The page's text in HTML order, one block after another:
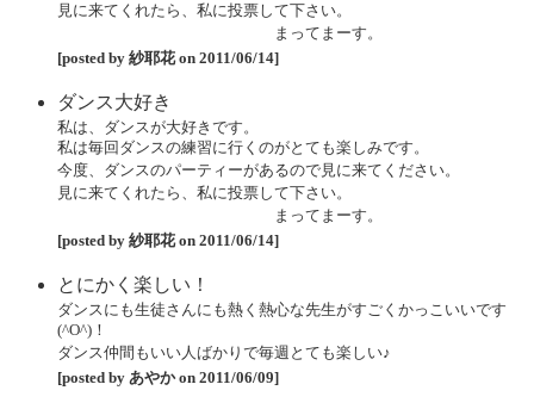
見に来てくれたら、私に投票して下さい。
まってまーす。
[posted by 紗耶花 on 2011/06/14]
ダンス大好き
私は、ダンスが大好きです。
私は毎回ダンスの練習に行くのがとても楽しみです。
今度、ダンスのパーティーがあるので見に来てください。
見に来てくれたら、私に投票して下さい。
まってまーす。
[posted by 紗耶花 on 2011/06/14]
とにかく楽しい！
ダンスにも生徒さんにも熱く熱心な先生がすごくかっこいいです
(^O^)！
ダンス仲間もいい人ばかりで毎週とても楽しい♪
[posted by あやか on 2011/06/09]